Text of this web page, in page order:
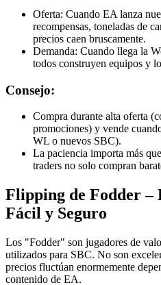
Oferta: Cuando EA lanza
recompensas, toneladas de
precios caen bruscamente.
Demanda: Cuando llega la
todos construyen equipos y
Consejo:
Compra durante alta oferta
promociones) y vende
WL o nuevos SBC).
La paciencia importa más
traders no solo compran
Flipping de Fodder –
Fácil y Seguro
Los "Fodder" son jugadores de
utilizados para SBC. No son
precios fluctúan enormemente
contenido de EA.